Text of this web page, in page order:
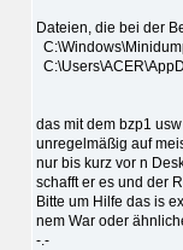
Dateien, die bei der
das mit dem bzp1
unregelmäßig auf
nur bis kurz vor n
schafft er es und der
Bitte um Hilfe das is
nem War oder
-.-